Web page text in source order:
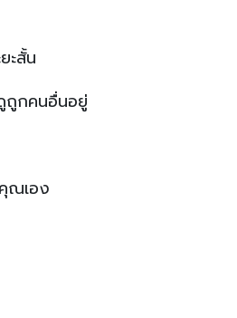
ะสั้น
ถูกคนอื่นอยู่
ณเอง